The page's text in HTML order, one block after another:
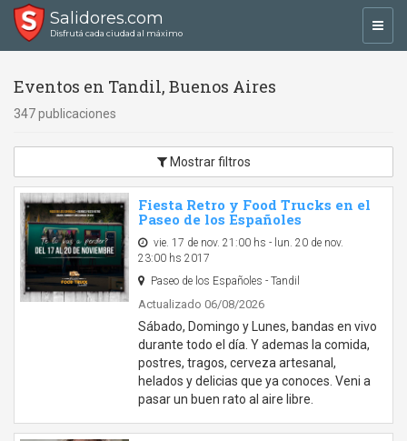
Salidores.com
Disfrutá cada ciudad al máximo
Eventos en Tandil, Buenos Aires
347 publicaciones
Mostrar filtros
Fiesta Retro y Food Trucks en el
Paseo de los Españoles
vie. 17 de nov. 21:00 hs - lun. 20 de nov.
23:00 hs 2017
Paseo de los Españoles - Tandil
Actualizado 06/08/2026
Sábado, Domingo y Lunes, bandas en vivo
durante todo el día. Y ademas la comida,
postres, tragos, cerveza artesanal,
helados y delicias que ya conoces. Veni a
pasar un buen rato al aire libre.